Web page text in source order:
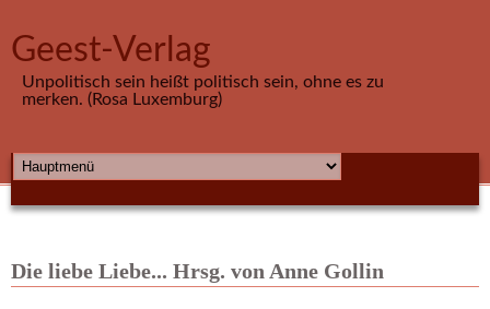
Geest-Verlag
Unpolitisch sein heißt politisch sein, ohne es zu
merken. (Rosa Luxemburg)
HAUPTMENÜ
Die liebe Liebe... Hrsg. von Anne Gollin